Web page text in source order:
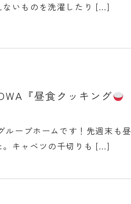
ないものを洗濯したり […]
『昼食クッキング
ループホームです！先週末も昼
。キャベツの千切りも […]